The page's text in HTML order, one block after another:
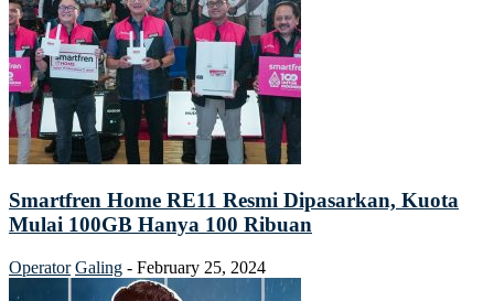
Smartfren Home RE11 Resmi Dipasarkan, Kuota
Mulai 100GB Hanya 100 Ribuan
Operator Galing - February 25, 2024